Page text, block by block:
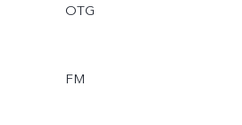
OTG
FM